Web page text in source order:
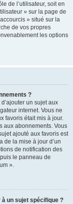
de l’utilisateur, soit en
» sur la page de
» situé sur la
de vos propres
les options
?
un sujet aux
internet. Vous ne
favoris était mis à jour.
aux abonnements. Vous
ajouté aux favoris est
de la mise à jour d’un
de notification des
le panneau de
».
un sujet spécifique ?